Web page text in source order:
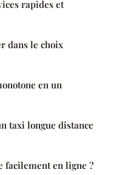
rapides et
dans le choix
en un
taxi longue distance
facilement en ligne ?